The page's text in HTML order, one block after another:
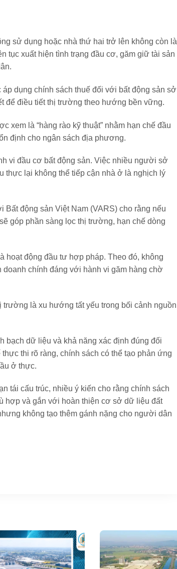
sử dụng hoặc nhà thứ hai trở lên không còn là
tục xuất hiện tình trạng đầu cơ, găm giữ tài sản
dụng chính sách thuế đối với bất động sản sở
để điều tiết thị trường theo hướng bền vững.
xem là “hàng rào kỹ thuật” nhằm hạn chế đầu
định cho ngân sách địa phương.
vi đầu cơ bất động sản. Việc nhiều người sở
thực lại không thể tiếp cận nhà ở là nghịch lý
động sản Việt Nam (VARS) cho rằng nếu
góp phần sàng lọc thị trường, hạn chế dòng
hoạt động đầu tư hợp pháp. Theo đó, không
chính đáng với hành vi găm hàng chờ
là xu hướng tất yếu trong bối cảnh nguồn
bạch dữ liệu và khả năng xác định đúng đối
thi rõ ràng, chính sách có thể tạo phản ứng
ở thực.
tái cấu trúc, nhiều ý kiến cho rằng chính sách
hợp và gắn với hoàn thiện cơ sở dữ liệu đất
không tạo thêm gánh nặng cho người dân